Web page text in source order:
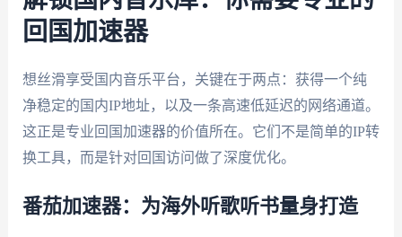
回国加速器
想丝滑享受国内音乐平台，关键在于两点：获得一个纯
净稳定的国内IP地址，以及一条高速低延迟的网络通道。
这正是专业回国加速器的价值所在。它们不是简单的IP转
换工具，而是针对回国访问做了深度优化。
番茄加速器：为海外听歌听书量身打造